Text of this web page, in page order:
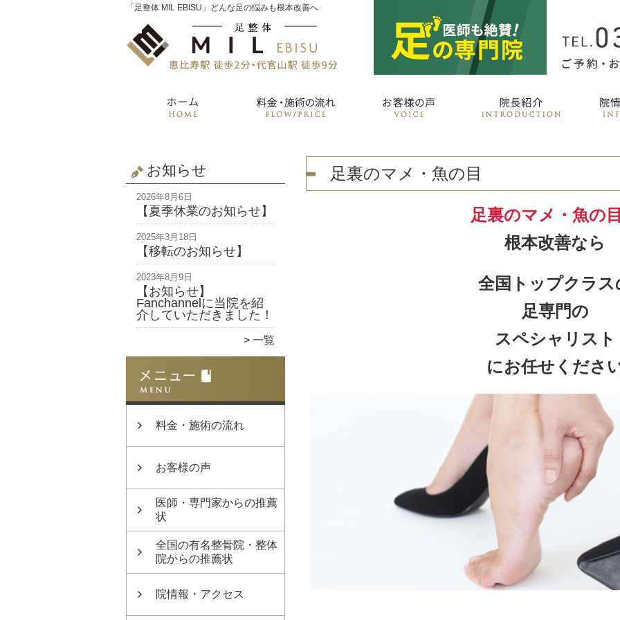
「足整体 MIL EBISU」どんな足の悩みも根本改善へ
お知らせ
2026年8月6日
【夏季休業のお知らせ】
2025年3月18日
【移転のお知らせ】
2023年8月9日
【お知らせ】
Fanchannelに当院を紹
介していただきました！
一覧
料金・施術の流れ
お客様の声
医師・専門家からの推薦
状
全国の有名整骨院・整体
院からの推薦状
院情報・アクセス
足裏のマメ・魚の目
足裏のマメ・魚の
根本改善なら
全国トップクラス
足専門の
スペシャリスト
にお任せくださ